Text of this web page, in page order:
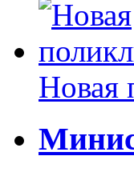
Новая